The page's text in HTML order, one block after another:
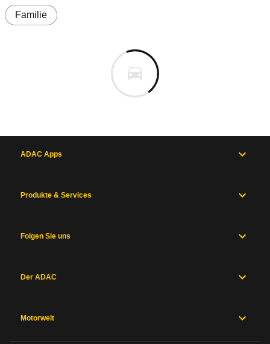
Familie
ADAC Apps
Produkte & Services
Folgen Sie uns
Der ADAC
Motorwelt